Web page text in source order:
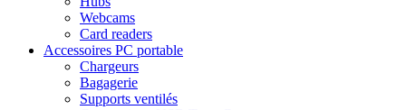
Webcams
Card readers
Accessoires PC portable
Chargeurs
Bagagerie
Supports ventilés